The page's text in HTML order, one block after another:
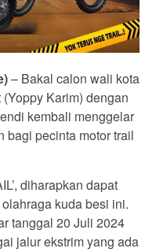
– Bakal calon wali kota
Karim) dengan
kembali menggelar
bagi pecinta motor trail
diharapkan dapat
kuda besi ini.
tanggal 20 Juli 2024
jalur ekstrim yang ada